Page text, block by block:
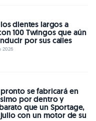
dientes largos a
100 Twingos que aún
por sus calles
2026
pronto se fabricará en
por dentro y
que un Sportage,
con un motor de su